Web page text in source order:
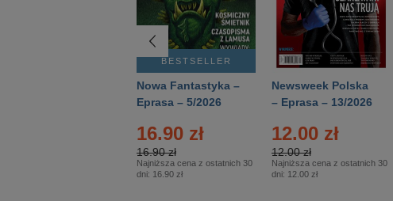
BESTSELLER
Nowa Fantastyka –
Eprasa – 5/2026
16.90 zł
16.90 zł
Najniższa cena z ostatnich 30
dni: 16.90 zł
Newsweek Polska
– Eprasa – 13/2026
12.00 zł
12.00 zł
Najniższa cena z ostatnich 30
dni: 12.00 zł